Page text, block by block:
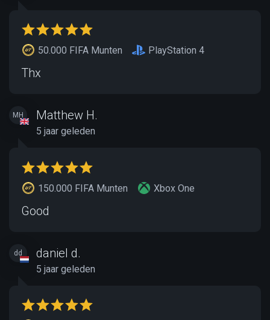
50.000 FIFA Munten PlayStation 4
Thx
MH Matthew H.
5 jaar geleden
150.000 FIFA Munten Xbox One
Good
dd daniel d.
5 jaar geleden